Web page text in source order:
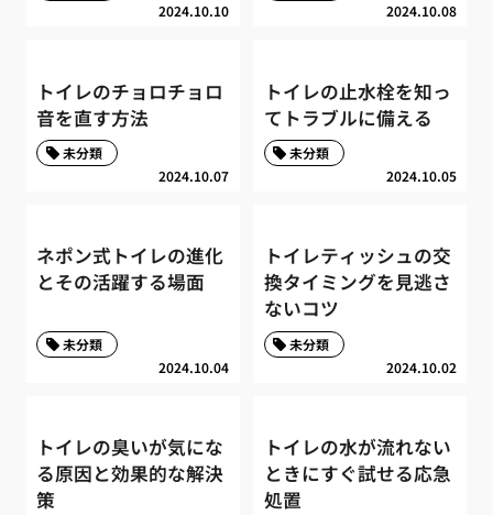
2024.10.10 2024.10.08
トイレのチョロチョロ
音を直す方法
2024.10.07
未分類
トイレの止水栓を知っ
てトラブルに備える
2024.10.05
未分類
ネポン式トイレの進化
とその活躍する場面
2024.10.04
未分類
トイレティッシュの交
換タイミングを見逃さ
ないコツ
2024.10.02
未分類
トイレの臭いが気にな
る原因と効果的な解決
策
トイレの水が流れない
ときにすぐ試せる応急
処置